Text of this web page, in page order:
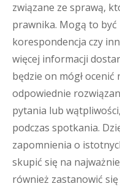
związane ze sprawą,
prawnika. Mogą to być
korespondencja czy
więcej informacji
będzie on mógł
odpowiednie
pytania lub
podczas spotkania.
zapomnienia o
skupić się na
również zastanowić